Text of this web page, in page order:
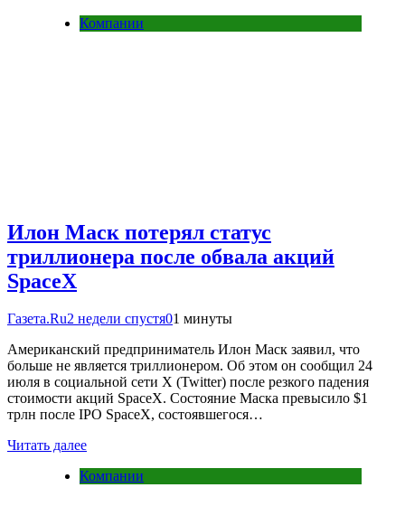
Компании
Илон Маск потерял статус
триллионера после обвала акций
SpaceX
Газета.Ru2 недели спустя01 минуты
Американский предприниматель Илон Маск заявил, что
больше не является триллионером. Об этом он сообщил 24
июля в социальной сети X (Twitter) после резкого падения
стоимости акций SpaceX. Состояние Маска превысило $1
трлн после IPO SpaceX, состоявшегося…
Читать далее
Компании